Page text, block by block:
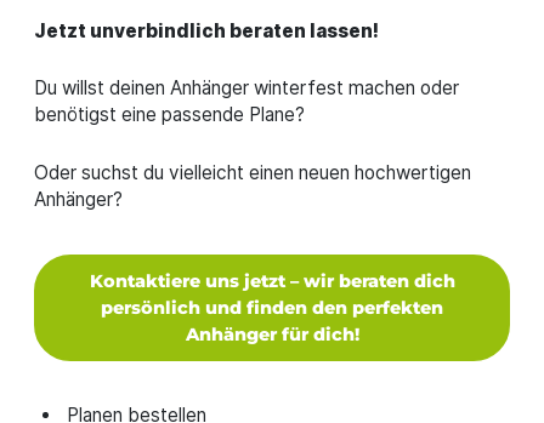
Jetzt unverbindlich beraten lassen!
Du willst deinen Anhänger winterfest machen oder
benötigst eine passende Plane?
Oder suchst du vielleicht einen neuen hochwertigen
Anhänger?
Kontaktiere uns jetzt – wir beraten dich
persönlich und finden den perfekten
Anhänger für dich!
Planen bestellen